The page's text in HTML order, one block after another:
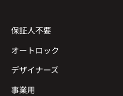
保証人不要
オートロック
デザイナーズ
事業用